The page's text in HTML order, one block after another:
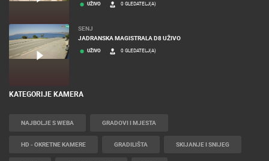
UŽIVO 0 GLEDATELJ(A)
SENJ
JADRANSKA MAGISTRALA D8 UŽIVO
UŽIVO 0 GLEDATELJ(A)
KATEGORIJE KAMERA
NAJBOLJE S WEBA GRADOVI I MJESTA
HD - OKRETNE KAMERE GRADILIŠTA SKIJANJE I SNIJEG